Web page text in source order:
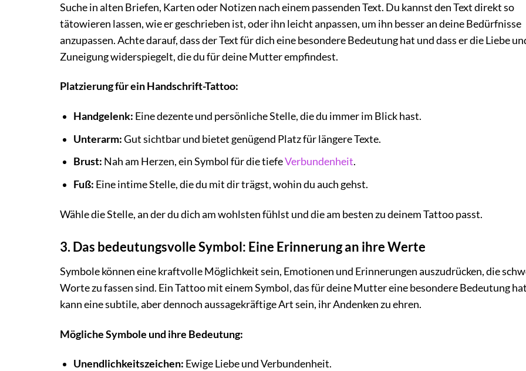
Suche in alten Briefen, Karten oder Notizen nach einem passenden Text. Du kannst den Text direkt so
tätowieren lassen, wie er geschrieben ist, oder ihn leicht anpassen, um ihn besser an deine Bedürfnisse
anzupassen. Achte darauf, dass der Text für dich eine besondere Bedeutung hat und dass er die Liebe
Zuneigung widerspiegelt, die du für deine Mutter empfindest.
Platzierung für ein Handschrift-Tattoo:
Handgelenk: Eine dezente und persönliche Stelle, die du immer im Blick hast.
Unterarm:Gut sichtbar und bietet genügend Platz für längere Texte.
Brust: Nah am Herzen, ein Symbol für die tiefeVerbundenheit.
Fuß: Eine intime Stelle, die du mit dir trägst, wohin du auch gehst.
Wähle die Stelle, an der du dich am wohlsten fühlst und die am besten zu deinem Tattoo passt.
3. Das bedeutungsvolle Symbol: Eine Erinnerung an ihre Werte
Symbole können eine kraftvolle Möglichkeit sein, Emotionen und Erinnerungen auszudrücken, die
Worte zu fassen sind. Ein Tattoo mit einem Symbol, das für deine Mutter eine besondere Bedeutung
kann eine subtile, aber dennoch aussagekräftige Art sein, ihr Andenken zu ehren.
Mögliche Symbole und ihre Bedeutung:
Unendlichkeitszeichen: Ewige Liebe und Verbundenheit.